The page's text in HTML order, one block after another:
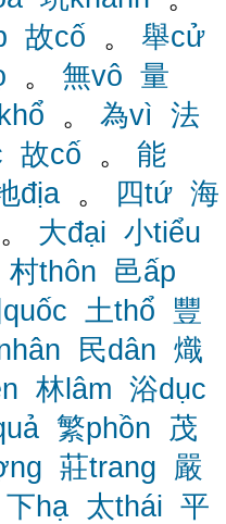
故cố 。 舉cử
。 無vô 量
。 為vì 法
故cố 。 能
địa 。 四tứ 海
。 大đại 小tiểu
村thôn 邑ấp
土thổ
豐
民dân 熾
林lâm 浴dục
繁phồn
茂
莊trang
嚴
下hạ 太thái 平